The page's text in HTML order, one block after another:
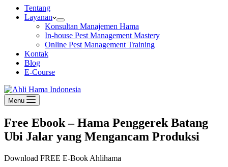
Tentang
Layanan
Konsultan Manajemen Hama
In-house Pest Management Mastery
Online Pest Management Training
Kontak
Blog
E-Course
Menu
Free Ebook – Hama Penggerek Batang
Ubi Jalar yang Mengancam Produksi
Download FREE E-Book Ahlihama